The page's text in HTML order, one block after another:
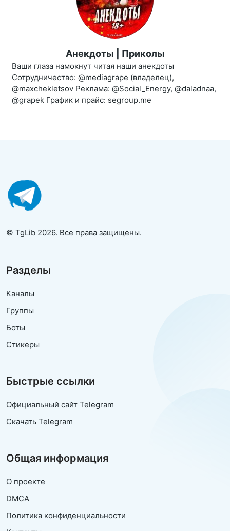
Анекдоты | Приколы
Ваши глаза намокнут читая наши анекдоты
Сотрудничество: @mediagrape (владелец),
@maxchekletsov Реклама: @Social_Energy, @daladnaa,
@grapek График и прайс: segroup.me
© TgLib 2026. Все права защищены.
Разделы
Каналы
Группы
Боты
Стикеры
Быстрые ссылки
Официальный сайт Telegram
Скачать Telegram
Общая информация
О проекте
DMCA
Политика конфиденциальности